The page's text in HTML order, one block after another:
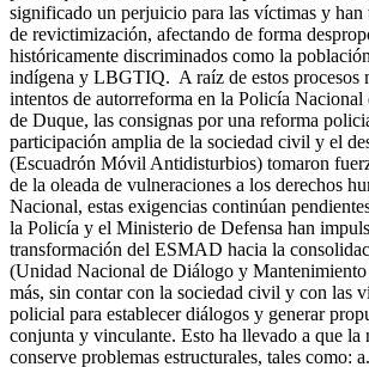
significado un perjuicio para las víctimas y han
de revictimización, afectando de forma
históricamente discriminados como la
indígena y LBGTIQ. A raíz de estos procesos
intentos de autorreforma en la Policía
de Duque, las consignas por una reforma
participación amplia de la sociedad civil y el
(Escuadrón Móvil Antidisturbios) tomaron
de la oleada de vulneraciones a los derechos
Nacional, estas exigencias continúan
la Policía y el Ministerio de Defensa han
transformación del ESMAD hacia la
(Unidad Nacional de Diálogo y
más, sin contar con la sociedad civil y con las
policial para establecer diálogos y generar
conjunta y vinculante. Esto ha llevado a que la
conserve problemas estructurales, tales como: